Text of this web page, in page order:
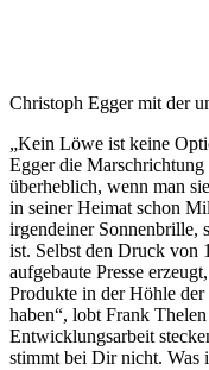
Christoph Egger mit der
„Kein Löwe ist keine
Egger die
überheblich, wenn man
in seiner Heimat schon
irgendeiner Sonnenbrille,
ist. Selbst den Druck von
aufgebaute Presse
Produkte in der Höhle
haben“, lobt Frank
Entwicklungsarbeit
stimmt bei Dir nicht. Was